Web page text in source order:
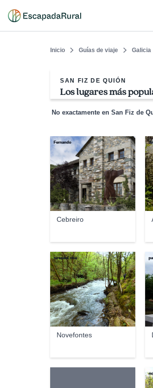
Inicio Guías de viaje Galicia
SAN FIZ DE QUIÓN
Los lugares más
No exactamente en San Fiz de
Cebreiro
Fernando
Novefontes
teresalaLoba